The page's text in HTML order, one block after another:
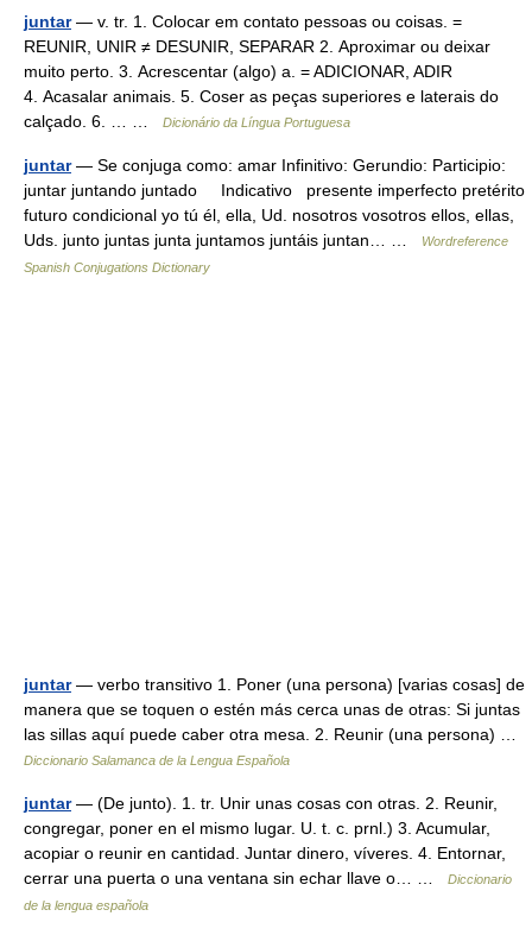
juntar— v. tr. 1. Colocar em contato pessoas ou coisas. =
REUNIR, UNIR ≠ DESUNIR, SEPARAR 2. Aproximar ou deixar
muito perto. 3. Acrescentar (algo) a. = ADICIONAR, ADIR
4. Acasalar animais. 5. Coser as peças superiores e laterais do
calçado. 6. … …
Dicionário da Língua Portuguesa
juntar— Se conjuga como: amar Infinitivo: Gerundio: Participio:
juntar juntando juntado Indicativo presente imperfecto pretérito
futuro condicional yo tú él, ella, Ud. nosotros vosotros ellos, ellas,
Uds. junto juntas junta juntamos juntáis juntan… …
Wordreference
Spanish Conjugations Dictionary
juntar— verbo transitivo 1. Poner (una persona) [varias cosas] de
manera que se toquen o estén más cerca unas de otras: Si juntas
las sillas aquí puede caber otra mesa. 2. Reunir (una persona) …
Diccionario Salamanca de la Lengua Española
juntar— (De junto). 1. tr. Unir unas cosas con otras. 2. Reunir,
congregar, poner en el mismo lugar. U. t. c. prnl.) 3. Acumular,
acopiar o reunir en cantidad. Juntar dinero, víveres. 4. Entornar,
cerrar una puerta o una ventana sin echar llave o… …
Diccionario
de la lengua española